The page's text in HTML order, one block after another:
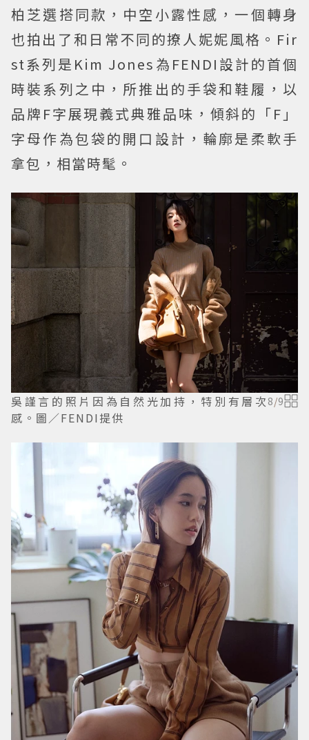
柏芝選搭同款，中空小露性感，一個轉身
也拍出了和日常不同的撩人妮妮風格。Fir
st系列是Kim Jones為FENDI設計的首個
時裝系列之中，所推出的手袋和鞋履，以
品牌F字展現義式典雅品味，傾斜的「F」
字母作為包袋的開口設計，輪廓是柔軟手
拿包，相當時髦。
吳謹言的照片因為自然光加持，特別有層次
感。圖／FENDI提供
8/9